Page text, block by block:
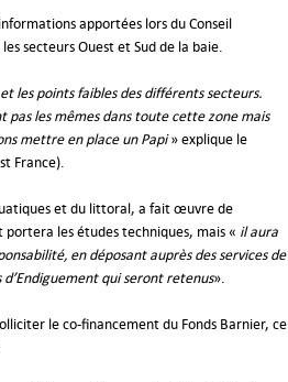
apportées lors du Conseil
secteurs Ouest et Sud de la baie.
les points faibles des différents secteurs.
pas les mêmes dans toute cette zone mais
mettre en place un Papi» explique le
France).
et du littoral, a fait œuvre de
les études techniques, mais « il aura
en déposant auprès des services de
qui seront retenus».
le co-financement du Fonds Barnier, ce